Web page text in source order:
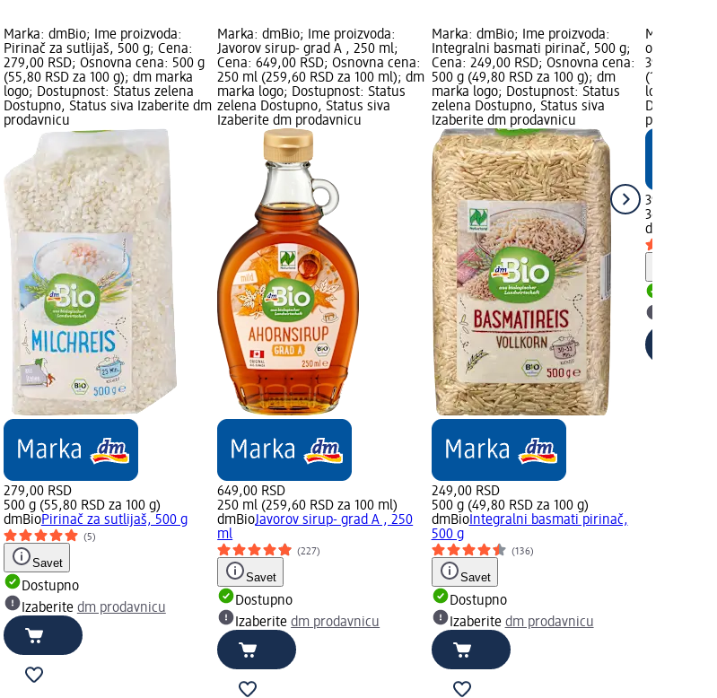
Marka: dmBio; Ime proizvoda:
Pirinač za sutlijaš, 500 g; Cena:
279,00 RSD; Osnovna cena: 500 g
(55,80 RSD za 100 g); dm marka
logo; Dostupnost: Status zelena
Dostupno, Status siva Izaberite dm
prodavnicu
279,00 RSD
500 g (55,80 RSD za 100 g)
dmBioPirinač za sutlijaš, 500 g
(5)
Savet
Dostupno
Izaberite dm prodavnicu
Marka: dmBio; Ime proizvoda:
Javorov sirup- grad A , 250 ml;
Cena: 649,00 RSD; Osnovna cena:
250 ml (259,60 RSD za 100 ml); dm
marka logo; Dostupnost: Status
zelena Dostupno, Status siva
Izaberite dm prodavnicu
649,00 RSD
250 ml (259,60 RSD za 100 ml)
dmBioJavorov sirup- grad A , 250
ml
(227)
Savet
Dostupno
Izaberitedm prodavnicu
Marka: dmBio; Ime proizvoda:
Integralni basmati pirinač, 500 g;
Cena: 249,00 RSD; Osnovna cena:
500 g (49,80 RSD za 100 g); dm
marka logo; Dostupnost: Status
zelena Dostupno, Status siva
Izaberite dm prodavnicu
249,00 RSD
500 g (49,80 RSD za 100 g)
dmBioIntegralni basmati pirinač,
500 g
(136)
Savet
Dostupno
Izaberite dm prodavnicu
Marka:
od agave,
399,00
(110,83
logo;
Dostupno,
prodavnicu
399,00 RSD
360 ml
dmBio